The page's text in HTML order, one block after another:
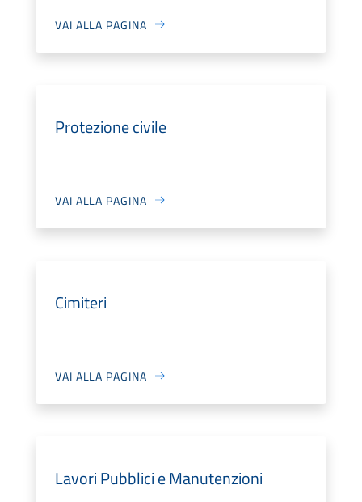
VAI ALLA PAGINA
Protezione civile
VAI ALLA PAGINA
Cimiteri
VAI ALLA PAGINA
Lavori Pubblici e Manutenzioni